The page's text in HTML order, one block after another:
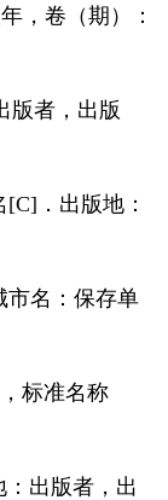
，卷（期）：
版者，出版
．出版地：
市名：保存单
标准名称
出版者，出